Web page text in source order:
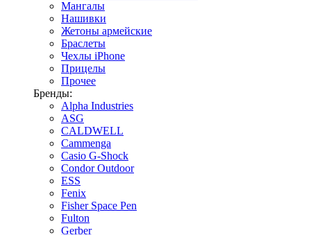
Мангалы
Нашивки
Жетоны армейские
Браслеты
Чехлы iPhone
Прицелы
Прочее
Бренды:
Alpha Industries
ASG
CALDWELL
Cammenga
Casio G-Shock
Condor Outdoor
ESS
Fenix
Fisher Space Pen
Fulton
Gerber